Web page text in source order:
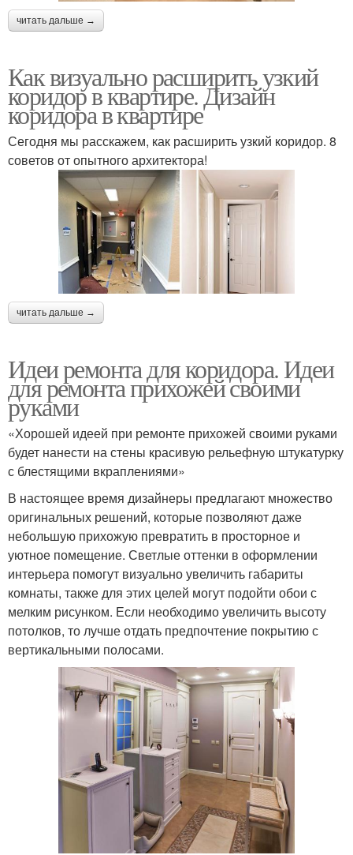
читать дальше →
Как визуально расширить узкий
коридор в квартире. Дизайн
коридора в квартире
Сегодня мы расскажем, как расширить узкий коридор. 8
советов от опытного архитектора!
читать дальше →
Идеи ремонта для коридора. Идеи
для ремонта прихожей своими
руками
«Хорошей идеей при ремонте прихожей своими руками
будет нанести на стены красивую рельефную штукатурку
с блестящими вкраплениями»
В настоящее время дизайнеры предлагают множество
оригинальных решений, которые позволяют даже
небольшую прихожую превратить в просторное и
уютное помещение. Светлые оттенки в оформлении
интерьера помогут визуально увеличить габариты
комнаты, также для этих целей могут подойти обои с
мелким рисунком. Если необходимо увеличить высоту
потолков, то лучше отдать предпочтение покрытию с
вертикальными полосами.